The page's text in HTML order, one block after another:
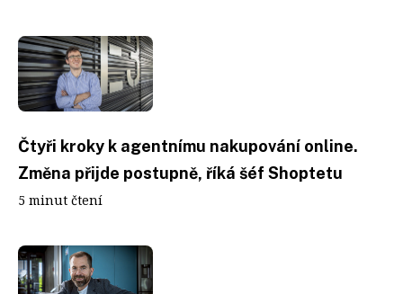
Čtyři kroky k agentnímu nakupování online.
Změna přijde postupně, říká šéf Shoptetu
5 minut čtení